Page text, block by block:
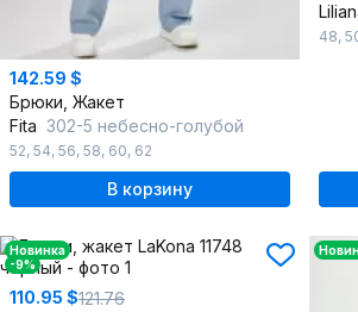
142.59 $
Брюки, Жакет
Fita 302-5 небесно-голубой
52, 54, 56, 58, 60, 62
В корзину
48,
Новинка
-9%
110.95 $121.76